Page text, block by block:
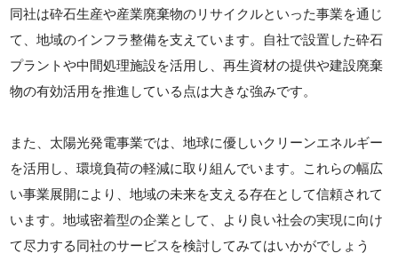
同社は砕石生産や産業廃棄物のリサイクルといった事業を通じ
て、地域のインフラ整備を支えています。自社で設置した砕石
プラントや中間処理施設を活用し、再生資材の提供や建設廃棄
物の有効活用を推進している点は大きな強みです。
また、太陽光発電事業では、地球に優しいクリーンエネルギー
を活用し、環境負荷の軽減に取り組んでいます。これらの幅広
い事業展開により、地域の未来を支える存在として信頼されて
います。地域密着型の企業として、より良い社会の実現に向け
て尽力する同社のサービスを検討してみてはいかがでしょう